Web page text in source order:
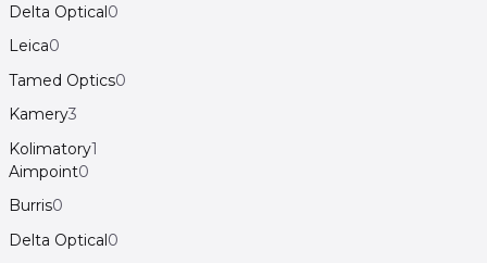
Delta Optical0
Leica0
Tamed Optics0
Kamery3
Kolimatory1
Aimpoint0
Burris0
Delta Optical0